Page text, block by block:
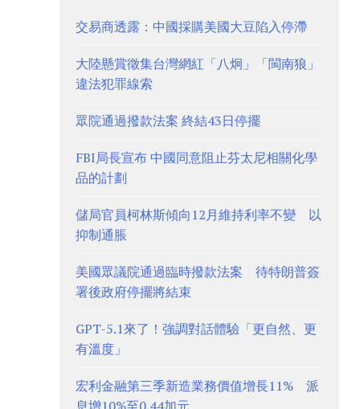
交易商透露：中國採購美國大豆陷入停滯
大陸懸賞徵集台灣網紅「八炯」「閩南狼」
違法犯罪線索
眾院通過撥款法案 終結43日停擺
FBI局長宣布 中國同意阻止芬太尼相關化學
品的計劃
儲局官員柯林斯傾向12月維持利率不變 以
抑制通脹
美國眾議院通過臨時撥款法案 待特朗普簽
署後政府停擺將結束
GPT-5.1來了！強調對話體驗「更自然、更
有溫度」
宏利金融第三季新造業務價值增長11% 派